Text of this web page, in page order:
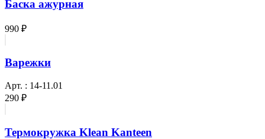
Баска ажурная
990 ₽
Варежки
Арт. : 14-11.01
290 ₽
Термокружка Klean Kanteen